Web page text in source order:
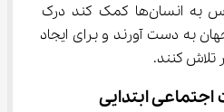
می‌کند با مفاهیم این درس به انسان‌ها کمک کند درک
به دست آورند و برای ایجاد
ابتدایی